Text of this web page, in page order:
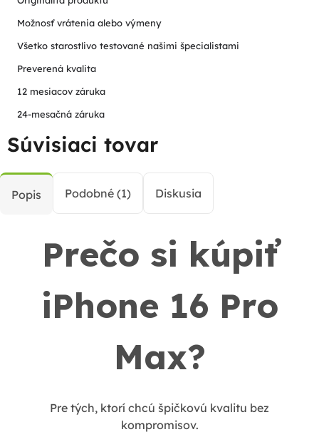
Možnosť vrátenia alebo výmeny
Všetko starostlivo testované našimi špecialistami
Preverená kvalita
12 mesiacov záruka
24-mesačná záruka
Súvisiaci tovar
Popis Podobné (1) Diskusia
Prečo si kúpiť
iPhone 16 Pro
Max?
Pre tých, ktorí chcú špičkovú kvalitu bez
kompromisov.